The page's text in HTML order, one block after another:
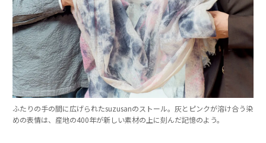
ふたりの手の間に広げられたsuzusanのストール。灰とピンクが溶け合う染
めの表情は、産地の400年が新しい素材の上に刻んだ記憶のよう。